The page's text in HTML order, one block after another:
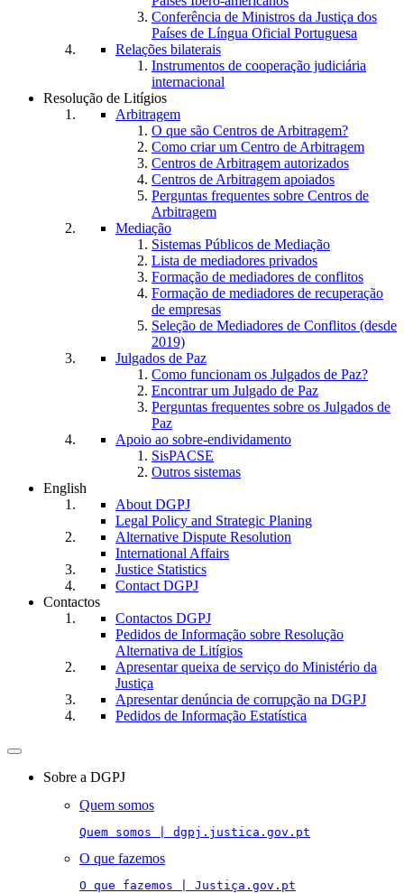
Conferência de Ministros da Justiça dos
Países de Língua Oficial Portuguesa
Relações bilaterais
Instrumentos de cooperação judiciária
internacional
Resolução de Litígios
Arbitragem
O que são Centros de Arbitragem?
Como criar um Centro de Arbitragem
Centros de Arbitragem autorizados
Centros de Arbitragem apoiados
Perguntas frequentes sobre Centros de
Arbitragem
Mediação
Sistemas Públicos de Mediação
Lista de mediadores privados
Formação de mediadores de conflitos
Formação de mediadores de recuperação
de empresas
Seleção de Mediadores de Conflitos (desde
2019)
Julgados de Paz
Como funcionam os Julgados de Paz?
Encontrar um Julgado de Paz
Perguntas frequentes sobre os Julgados de
Paz
Apoio ao sobre-endividamento
SisPACSE
Outros sistemas
English
About DGPJ
Legal Policy and Strategic Planing
Alternative Dispute Resolution
International Affairs
Justice Statistics
Contact DGPJ
Contactos
Contactos DGPJ
Pedidos de Informação sobre Resolução
Alternativa de Litígios
Apresentar queixa de serviço do Ministério da
Justiça
Apresentar denúncia de corrupção na DGPJ
Pedidos de Informação Estatística
Toggle
navigationSobre a DGPJ
Quem somos
Quem somos | dgpj.justica.gov.pt
O que fazemos
O que fazemos | Justiça.gov.pt